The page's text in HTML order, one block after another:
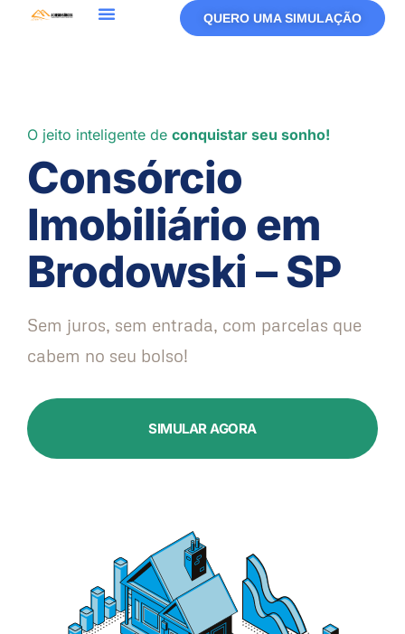
QUERO UMA SIMULAÇÃO
O jeito inteligente de conquistar seu sonho!
Consórcio
Imobiliário em
Brodowski – SP
Sem juros, sem entrada, com parcelas que
cabem no seu bolso!
SIMULAR AGORA